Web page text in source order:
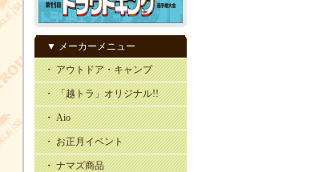
▼ メーカーメニュー
・ アウトドア・キャンプ
・ 「越トラ」オリジナル!!
・ Aio
・ お正月イベント
・ ナマズ商品